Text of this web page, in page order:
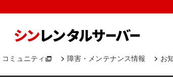
コミュニティ 障害・メンテナンス情報 お